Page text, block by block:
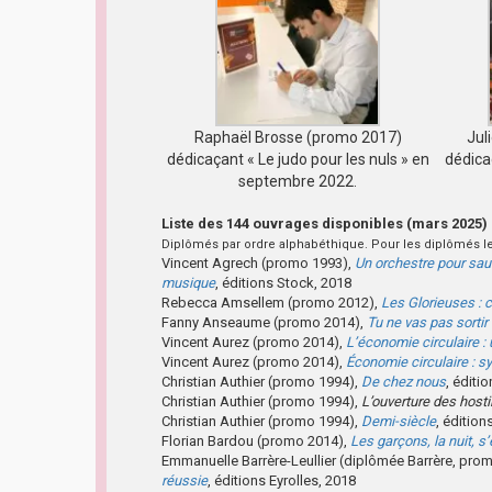
Raphaël Brosse (promo 2017)
dédicaçant « Le judo pour les nuls » en
septembre 2022.
Liste des 144 ouvrages disponibles (mars 2025)
Diplômés par ordre alphabéthique. Pour les diplômés
Vincent Agrech (promo 1993), Un orchestre pour
musique, éditions Stock, 2018
Rebecca Amsellem (promo 2012), Les Glorieuses :
Fanny Anseaume (promo 2014), Tu ne vas pas
Vincent Aurez (promo 2014), L’économie circulaire
Vincent Aurez (promo 2014), Économie circulaire :
Christian Authier (promo 1994), De chez nous,
Christian Authier (promo 1994), L’ouverture des
Christian Authier (promo 1994), Demi-siècle,
Florian Bardou (promo 2014), Les garçons, la nuit,
Emmanuelle Barrère-Leullier (diplômée Barrère,
réussie, éditions Eyrolles, 2018